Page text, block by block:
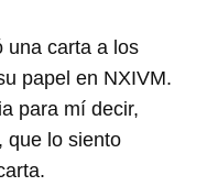
una carta a los
papel en NXIVM.
para mí decir,
que lo siento